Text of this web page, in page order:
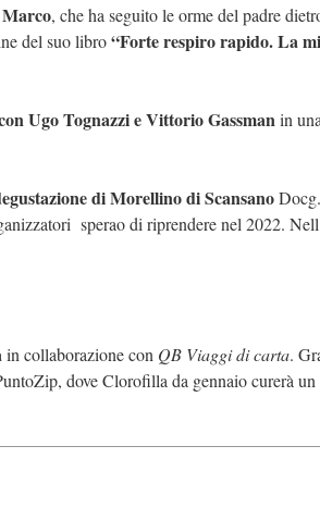
, che ha seguito le orme del padre
del suo libro“Forte respiro rapido. La
Ugo Tognazzi e Vittorio Gassmanin
di Morellino di Scansano
sperao di riprendere nel 2022.
in collaborazione con QB Viaggi di carta.
dove Clorofilla da gennaio curerà